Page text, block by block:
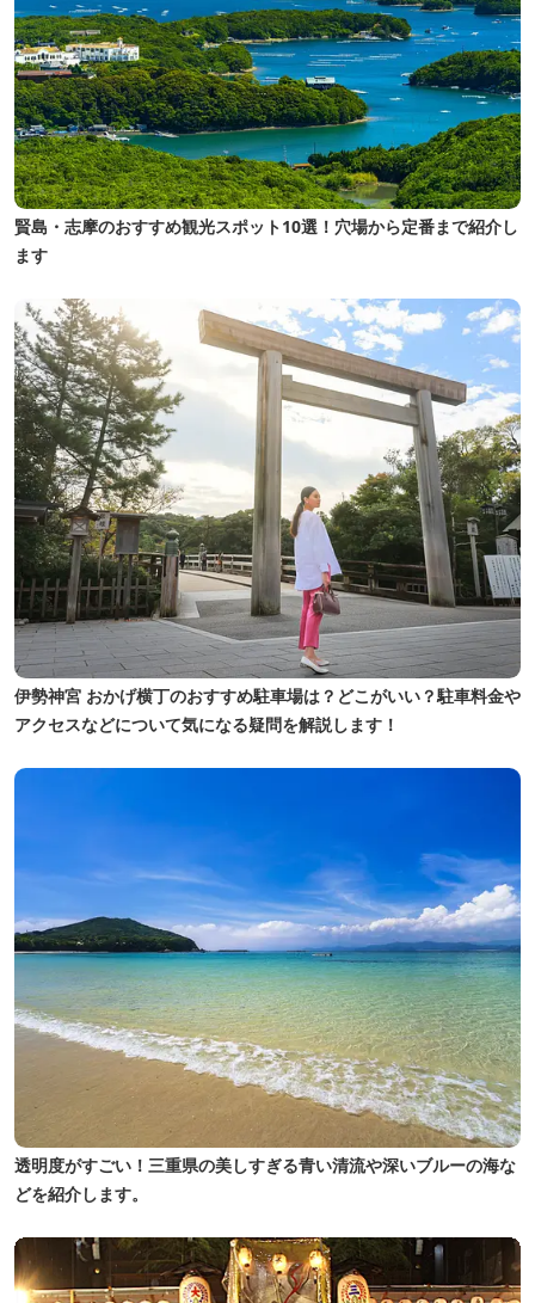
賢島・志摩のおすすめ観光スポット10選！穴場から定番まで紹介し
ます
伊勢神宮 おかげ横丁のおすすめ駐車場は？どこがいい？駐車料金や
アクセスなどについて気になる疑問を解説します！
透明度がすごい！三重県の美しすぎる青い清流や深いブルーの海な
どを紹介します。